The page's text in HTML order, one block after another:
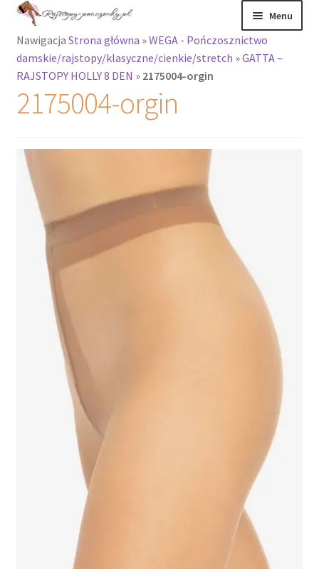
Przejdź
nawigacji
Przejdź
treści
Menu
Rajstopy
Rozwiń
menu
potomne
Podkolanówki i
skarpetki
produkty
Recenzje
Nawigacja Strona główna »WEGA - Pończosznictwo
damskie/rajstopy/klasyczne/cienkie/stretch »GATTA –
RAJSTOPY HOLLY 8 DEN » 2175004-orgin
2175004-orgin